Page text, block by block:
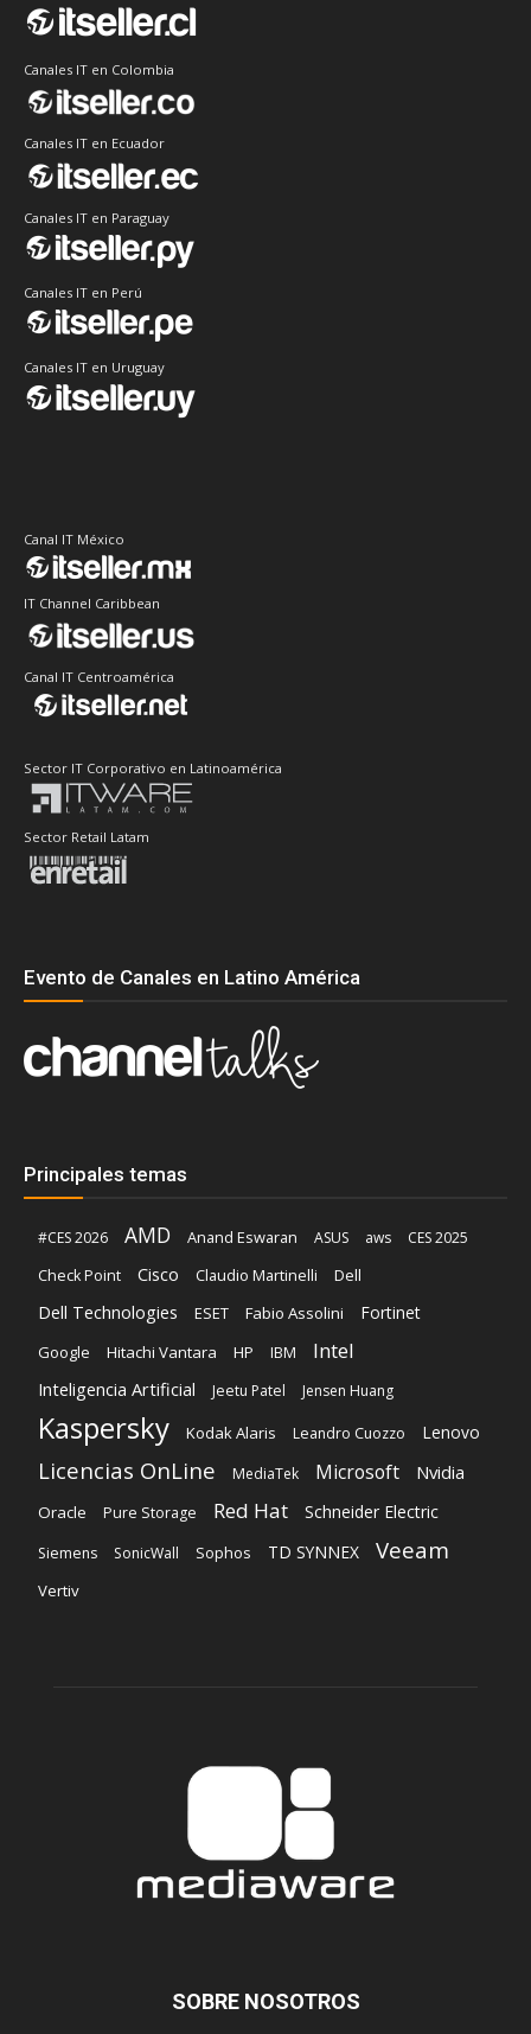
Canales IT en Colombia
Canales IT en Ecuador
Canales IT en Paraguay
Canales IT en Perú
Canales IT en Uruguay
Canal IT México
IT Channel Caribbean
Canal IT Centroamérica
Sector IT Corporativo en Latinoamérica
Sector Retail Latam
Evento de Canales en Latino América
Principales temas
#CES 2026 AMD Anand Eswaran ASUS aws
CES 2025
Check Point
Cisco Claudio Martinelli Dell
Dell Technologies ESET Fabio Assolini Fortinet
Google Hitachi Vantara HP IBM Intel
Inteligencia Artificial Jeetu Patel Jensen Huang
Kaspersky Kodak Alaris Leandro Cuozzo Lenovo
Licencias OnLine MediaTek Microsoft Nvidia
Oracle Pure Storage Red Hat Schneider Electric
Siemens SonicWall Sophos TD SYNNEX Veeam
Vertiv
SOBRE NOSOTROS